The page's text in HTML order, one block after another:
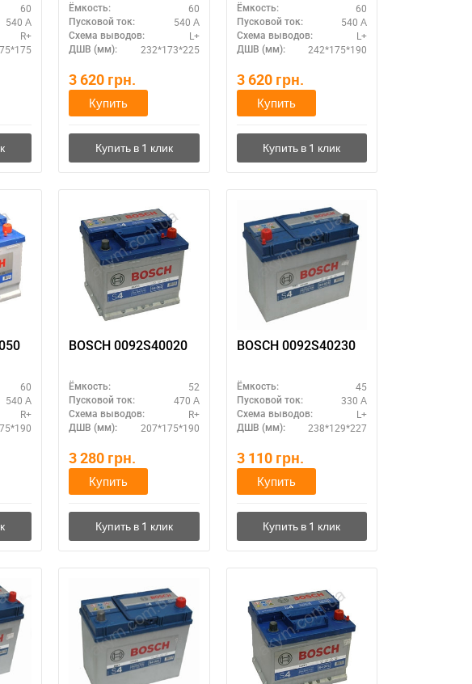
60
540 А
R+
Ёмкость: 60
Пусковой ток: 540 А
Схема выводов: L+
ДШВ (мм): 232*173*225
3 620 грн.
Купить
Ёмкость: 60
Пусковой ток: 540 А
Схема выводов: L+
ДШВ (мм): 242*175*190
3 620 грн.
Купить
60
540 А
R+
BOSCH 0092S40020
Ёмкость: 52
Пусковой ток: 470 А
Схема выводов: R+
ДШВ (мм): 207*175*190
3 280 грн.
Купить
BOSCH 0092S40230
Ёмкость: 45
Пусковой ток: 330 А
Схема выводов: L+
ДШВ (мм): 238*129*227
3 110 грн.
Купить
Telegram